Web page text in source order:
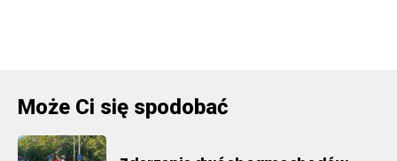
Może Ci się spodobać